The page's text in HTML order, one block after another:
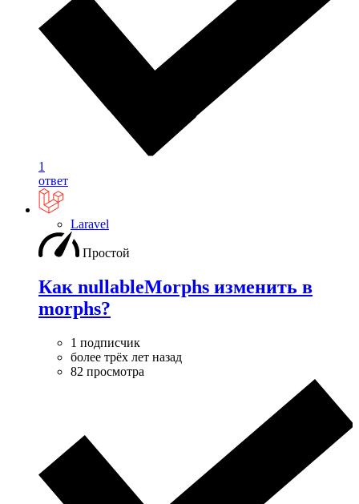
1
ответ
Laravel
Простой
Как nullableMorphs изменить в
morphs?
1 подписчик
более трёх лет назад
82 просмотра